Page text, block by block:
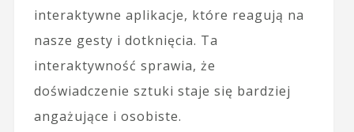
interaktywne aplikacje, które reagują na
nasze gesty i dotknięcia. Ta
interaktywność sprawia, że
doświadczenie sztuki staje się bardziej
angażujące i osobiste.